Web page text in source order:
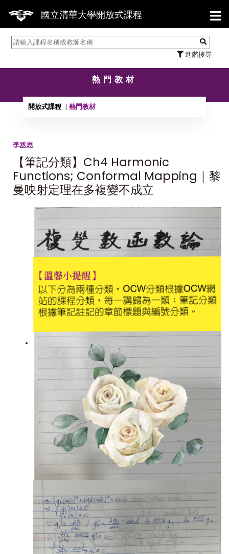
國立清華大學開放式課程
進階搜尋
【
熱門教材
開放式課程 熱門教材
李丞恩
【筆記分類】Ch4 Harmonic
Functions; Conformal Mapping｜黎
曼映射定理在多複變不成立